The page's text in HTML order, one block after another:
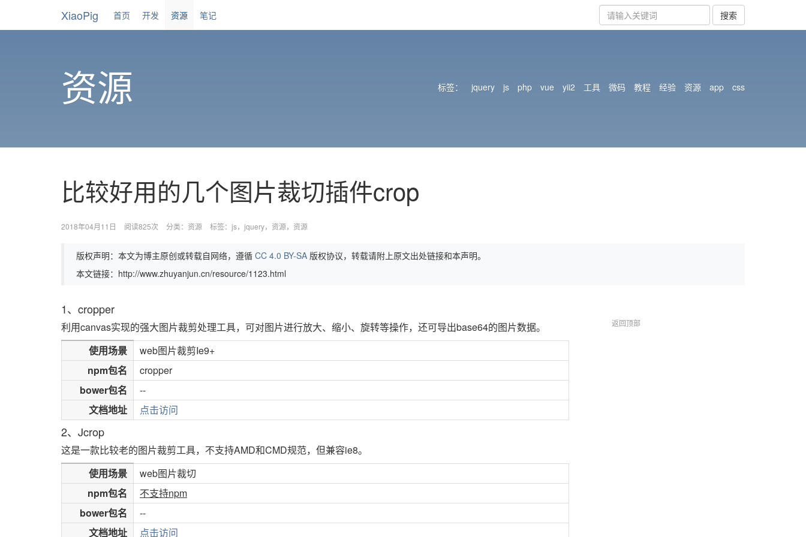
XiaoPig 首页 开发 资源 笔记 搜索
资源 标签： jquery js php vue yii2 工具 微码 教程 经验 资源 app css
比较好用的几个图片裁切插件crop
2018年04月11日 阅读825次 分类： 资源 标签： js jquery 资源 资源
版权声明：本文为博主原创或转载自网络，遵循 CC 4.0 BY-SA 版权协议，转载请附上原文出处链接和本声明。
本文链接：http://www.zhuyanjun.cn/resource/1123.html
1、cropper
利用canvas实现的强大图片裁剪处理工具，可对图片进行放大、缩小、旋转等操作，还可导出base64的图片数据。
使用场景
web图片裁剪Ie9+
npm包名
cropper
bower包名
--
文档地址
点击访问
2、Jcrop
这是一款比较老的图片裁剪工具，不支持AMD和CMD规范，但兼容ie8。
使用场景
web图片裁切
npm包名
不支持npm
bower包名
--
文档地址
点击访问
返回顶部